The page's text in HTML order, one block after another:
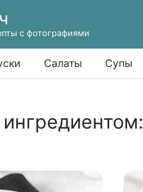
с фотографиями
Салаты Супы